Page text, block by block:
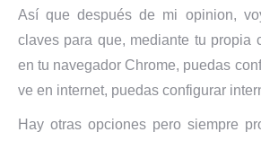
Así que después de mi opinion,
claves para que, mediante tu propia
en tu navegador Chrome, puedas
ve en internet, puedas configurar
Hay otras opciones pero siempre